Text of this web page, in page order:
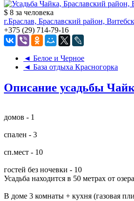
$ 8 за человека
г.Браслав, Браславский район,
+375 (29) 714-79-16
◄ Белое и Черное
◄ База отдыха Красногорка
Описание усадьбы
домов - 1
спален - 3
сп.мест - 10
гостей без ночевки - 10
Усадьба находится в 50 метрах от
В доме 3 комнаты + кухня (газовая